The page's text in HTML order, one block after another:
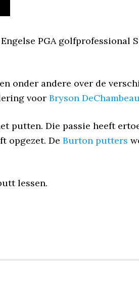
PGA golfprofessional
onder andere over de
voor Bryson DeChambeau
putten. Die passie heeft
opgezet. De Burton putters
lessen.